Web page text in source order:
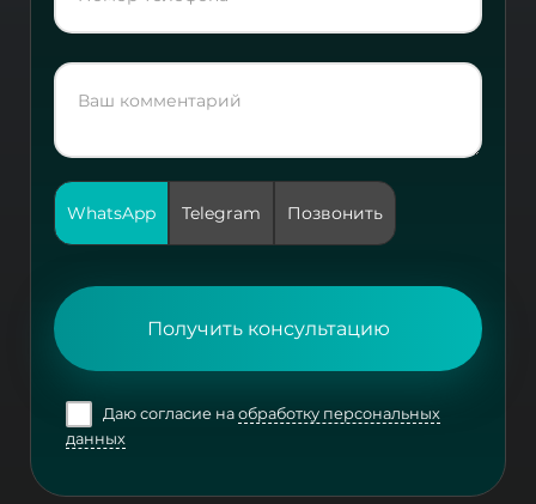
WhatsApp Telegram Позвонить
Получить консультацию
Даю согласие на обработку персональных
данных